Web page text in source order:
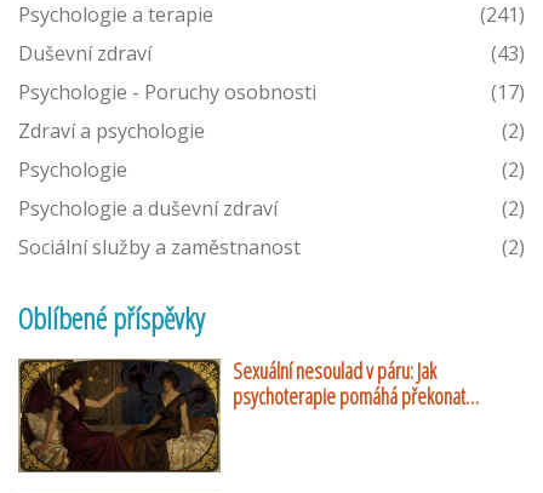
Psychologie a terapie
(241)
Duševní zdraví
(43)
Psychologie - Poruchy osobnosti
(17)
Zdraví a psychologie
(2)
Psychologie
(2)
Psychologie a duševní zdraví
(2)
Sociální služby a zaměstnanost
(2)
Oblíbené příspěvky
Sexuální nesoulad v páru: Jak
psychoterapie pomáhá překonat